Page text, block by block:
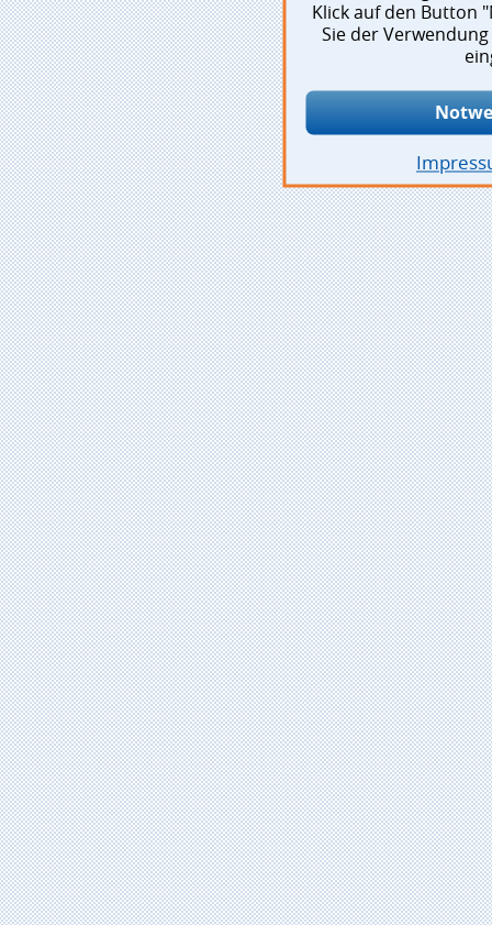
Klick auf den Button
Sie der